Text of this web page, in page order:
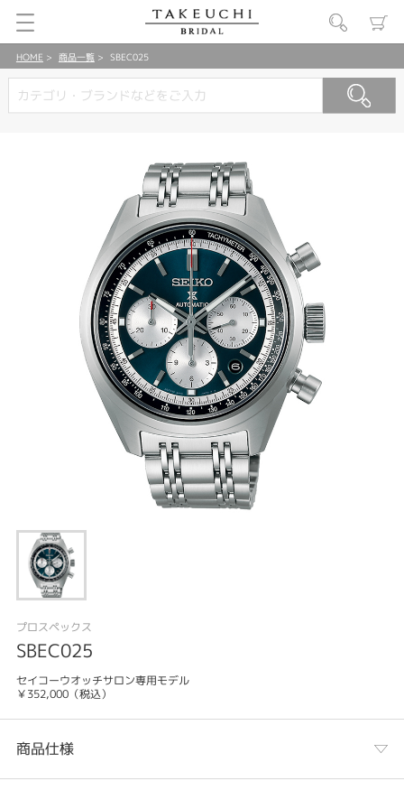
HOME 商品一覧 SBEC025
プロスペックス
SBEC025
セイコーウオッチサロン専用モデル
￥352,000（税込）
商品仕様